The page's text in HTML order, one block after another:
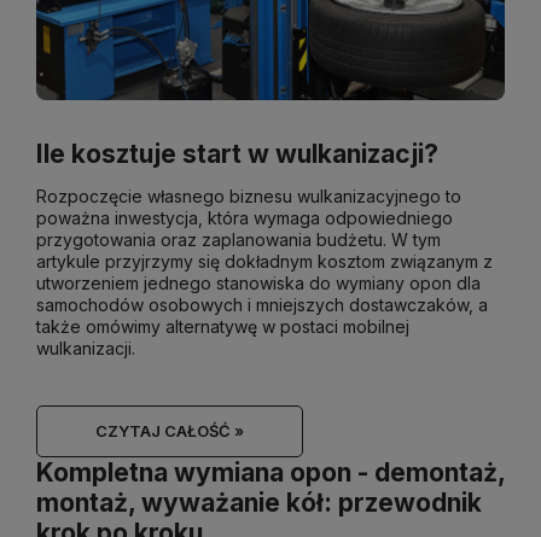
Ile kosztuje start w wulkanizacji?
Rozpoczęcie własnego biznesu wulkanizacyjnego to
poważna inwestycja, która wymaga odpowiedniego
przygotowania oraz zaplanowania budżetu. W tym
artykule przyjrzymy się dokładnym kosztom związanym z
utworzeniem jednego stanowiska do wymiany opon dla
samochodów osobowych i mniejszych dostawczaków, a
także omówimy alternatywę w postaci mobilnej
wulkanizacji.
CZYTAJ CAŁOŚĆ »
Kompletna wymiana opon - demontaż,
montaż, wyważanie kół: przewodnik